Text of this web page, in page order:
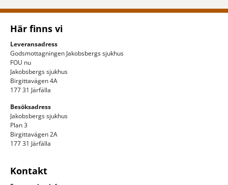
Här finns vi
Leveransadress
Godsmottagningen Jakobsbergs sjukhus
FOU nu
Jakobsbergs sjukhus
Birgittavägen 4A
177 31 Järfälla
Besöksadress
Jakobsbergs sjukhus
Plan 3
Birgittavägen 2A
177 31 Järfälla
Kontakt